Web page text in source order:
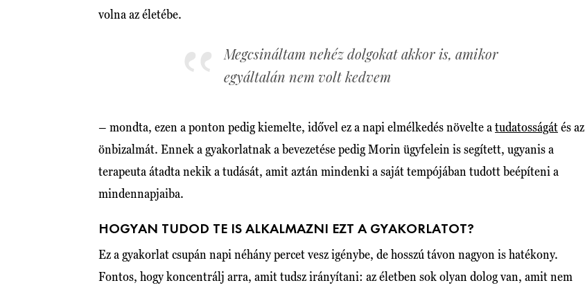
volna az életébe.
Megcsináltam nehéz dolgokat akkor is, amikor
egyáltalán nem volt kedvem
– mondta, ezen a ponton pedig kiemelte, idővel ez a napi elmélkedés növelte a tudatosságátés az
önbizalmát. Ennek a gyakorlatnak a bevezetése pedig Morin ügyfelein is segített, ugyanis a
terapeuta átadta nekik a tudását, amit aztán mindenki a saját tempójában tudott beépíteni a
mindennapjaiba.
HOGYAN TUDOD TE IS ALKALMAZNI EZT A GYAKORLATOT?
Ez a gyakorlat csupán napi néhány percet vesz igénybe, de hosszú távon nagyon is hatékony.
Fontos, hogy koncentrálj arra, amit tudsz irányítani: az életben sok olyan dolog van, amit nem